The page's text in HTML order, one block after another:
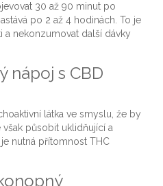
30 až 90 minut po
po 2 až 4 hodinách. To je
nekonzumovat další dávky
nápoj s CBD
látka ve smyslu, že by
však působit uklidňující a
nutná přítomnost THC